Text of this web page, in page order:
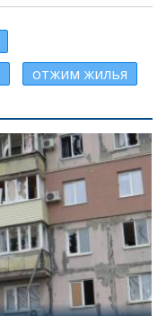
отжим жилья